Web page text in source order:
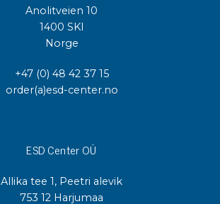
Anolitveien 10
1400 SKI
Norge
+47 (0) 48 42 37 15
order(a)esd-center.no
ESD Center OÜ
Allika tee 1, Peetri alevik
753 12 Harjumaa